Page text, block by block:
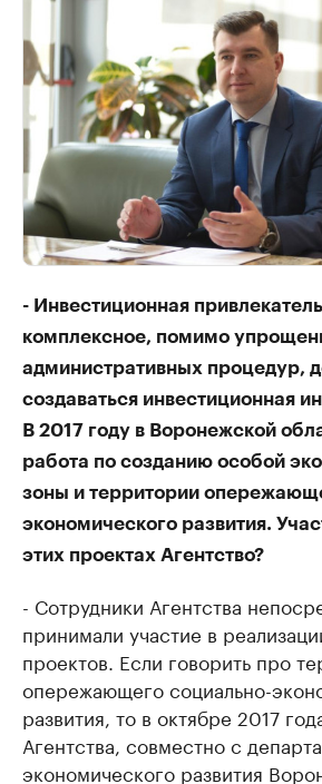
- Инвестиционная
комплексное, помимо
административных процедур,
создаваться инвестиционная
В 2017 году в Воронежской
работа по созданию особой
зоны и территории
экономического развития.
этих проектах Агентство?
- Сотрудники Агентства
принимали участие в
проектов. Если говорить про
опережающего социально-
развития, то в октябре 2017
Агентства, совместно с
экономического развития